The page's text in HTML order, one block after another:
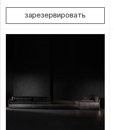
зарезервировать